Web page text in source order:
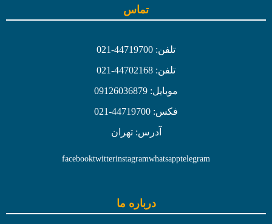
تماس
تلفن: 44719700-021
تلفن: 44702168-021
موبایل: 09126036879
فکس: 44719700-021
آدرس: تهران
telegram
whatsapp
instagram
twitter
facebook
درباره ما